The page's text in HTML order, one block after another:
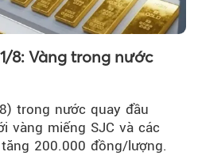
8: Vàng trong nước
trong nước quay đầu
vàng miếng SJC và các
200.000 đồng/lượng.